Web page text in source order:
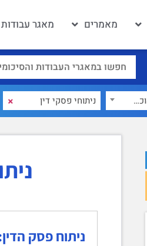
מאמרים מאגר
עמידה בנטל הוכחה ×
ניתוח פסק הדין: בג"ץ 6069-10 רמי מחמלי